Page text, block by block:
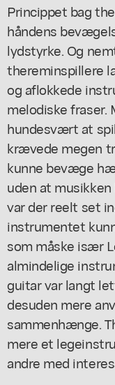
Princippet bag
håndens
lydstyrke. Og
thereminspillere
og aflokkede
melodiske fraser.
hundesvært at
krævede megen
kunne bevæge
uden at
var der reelt set
instrumentet
som måske især
almindelige
guitar var langt
desuden mere
sammenhænge.
mere et
andre med